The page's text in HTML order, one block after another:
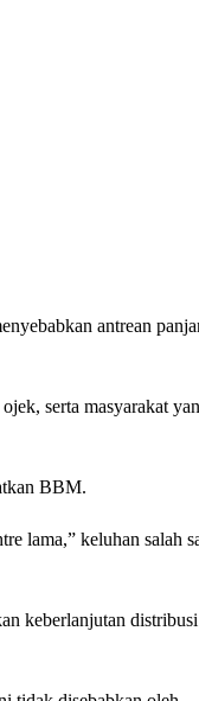
antrean
serta masyarakat
BBM.
lama,” keluhan salah
keberlanjutan distribusi